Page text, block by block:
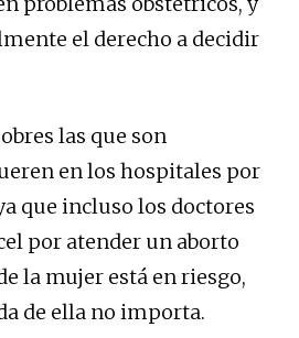
el derecho a decidir
las que son
en los hospitales por
que incluso los doctores
por atender un aborto
la mujer está en riesgo,
de ella no importa.